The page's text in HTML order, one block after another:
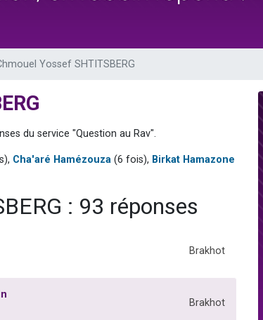
rejoindre sur WhatsApp
Yossef SHTITSBERG
du service "Question au Rav".
Cha'aré Hamézouza (6 fois), Birkat Hamazone
: 93 réponses
Brakhot
Brakhot